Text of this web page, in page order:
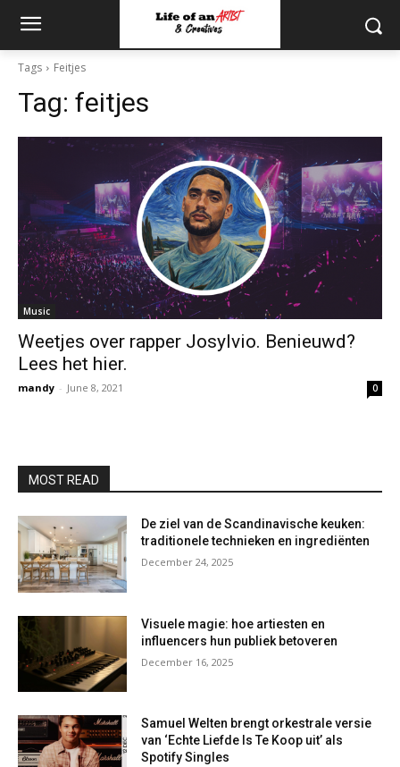
Tags Feitjes
Tag: feitjes
Music
Weetjes over rapper Josylvio. Benieuwd?
Lees het hier.
mandy - June 8, 2021 0
MOST READ
De ziel van de Scandinavische keuken:
traditionele technieken en ingrediënten
December 24, 2025
Visuele magie: hoe artiesten en
influencers hun publiek betoveren
December 16, 2025
Samuel Welten brengt orkestrale versie
van ‘Echte Liefde Is Te Koop uit’ als
Spotify Singles